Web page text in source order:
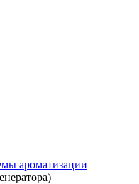
ароматизации |